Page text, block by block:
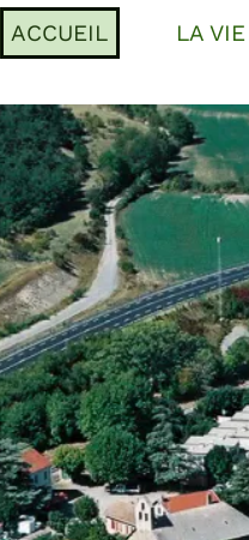
ACCUEIL LA